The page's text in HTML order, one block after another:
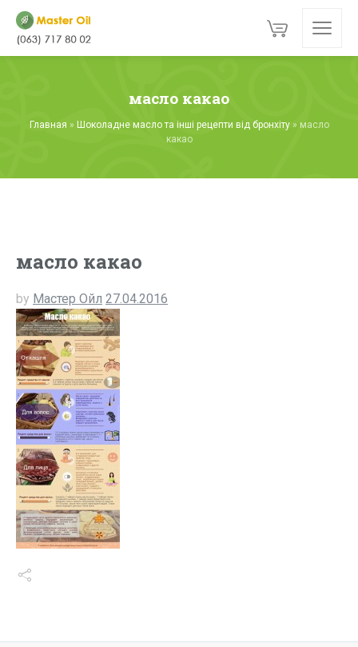
масло какао
Главная » Шоколадне масло та інші рецепти від бронхіту» масло
какао
масло какао
by Мастер Ойл 27.04.2016